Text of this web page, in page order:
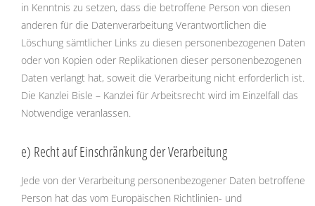
in Kenntnis zu setzen, dass die betroffene Person von diesen
anderen für die Datenverarbeitung Verantwortlichen die
Löschung sämtlicher Links zu diesen personenbezogenen Daten
oder von Kopien oder Replikationen dieser personenbezogenen
Daten verlangt hat, soweit die Verarbeitung nicht erforderlich ist.
Die Kanzlei Bisle – Kanzlei für Arbeitsrecht wird im Einzelfall das
Notwendige veranlassen.
e) Recht auf Einschränkung der Verarbeitung
Jede von der Verarbeitung personenbezogener Daten betroffene
Person hat das vom Europäischen Richtlinien- und